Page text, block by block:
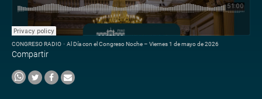
CONGRESO RADIO · Al Día con el Congreso Noche – Viernes 1 de mayo de 2026
Compartir